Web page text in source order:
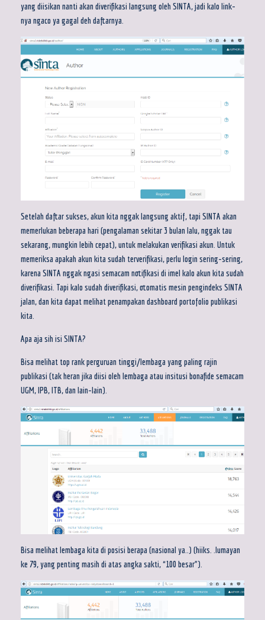
yang diisikan nanti akan diverifikasi langsung oleh SINTA, jadi kalo link-
nya ngaco ya gagal deh daftarnya.
Setelah daftar sukses, akun kita nggak langsung aktif, tapi SINTA akan
memerlukan beberapa hari (pengalaman sekitar 3 bulan lalu, nggak tau
sekarang, mungkin lebih cepat), untuk melakukan verifikasi akun. Untuk
memeriksa apakah akun kita sudah terverifikasi, perlu login sering-sering,
karena SINTA nggak ngasi semacam notifikasi di imel kalo akun kita sudah
diverifikasi. Tapi kalo sudah diverifikasi, otomatis mesin pengindeks SINTA
jalan, dan kita dapat melihat penampakan dashboard portofolio publikasi
kita.
Apa aja sih isi SINTA?
Bisa melihat top rank perguruan tinggi/lembaga yang paling rajin
publikasi (tak heran jika diisi oleh lembaga atau insitusi bonafide semacam
UGM, IPB, ITB, dan lain-lain).
Bisa melihat lembaga kita di posisi berapa (nasional ya..) (hiiks. .lumayan
ke 79, yang penting masih di atas angka sakti, “100 besar”).